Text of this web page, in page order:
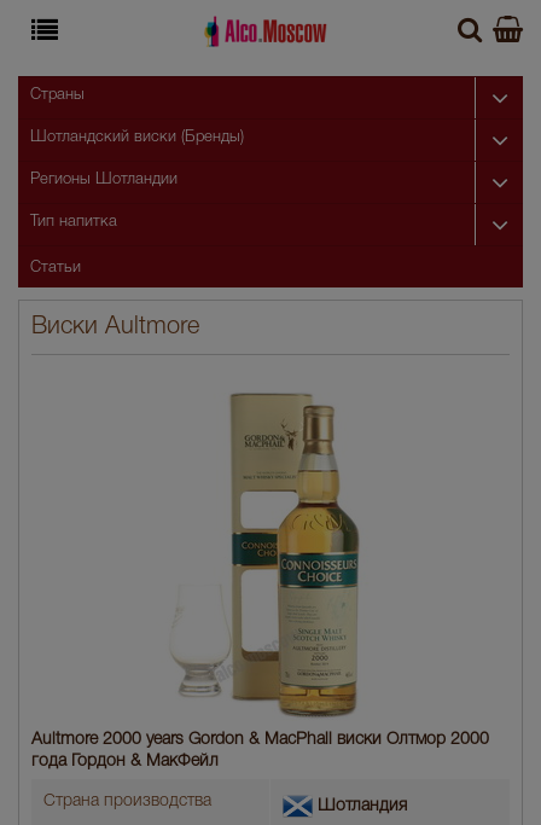
Виски Aultmore
Aultmore 2000 years Gordon & MacPhail виски Олтмор 2000
года Гордон & МакФейл
Страна производства Шотландия
Страны
Шотландский виски (Бренды)
Регионы Шотландии
Тип напитка
Статьи